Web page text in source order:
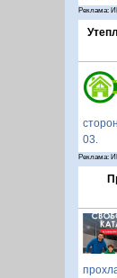
Реклама:
03.
Реклама: